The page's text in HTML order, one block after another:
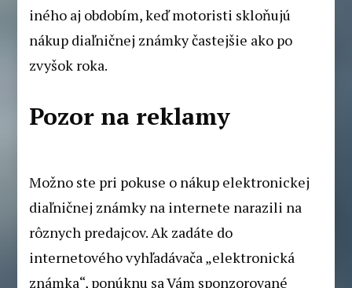
iného aj obdobím, keď motoristi skloňujú
nákup diaľničnej známky častejšie ako po
zvyšok roka.
Pozor na reklamy
Možno ste pri pokuse o nákup elektronickej
diaľničnej známky na internete narazili na
rôznych predajcov. Ak zadáte do
internetového vyhľadávača „elektronická
známka“, ponúknu sa Vám sponzorované